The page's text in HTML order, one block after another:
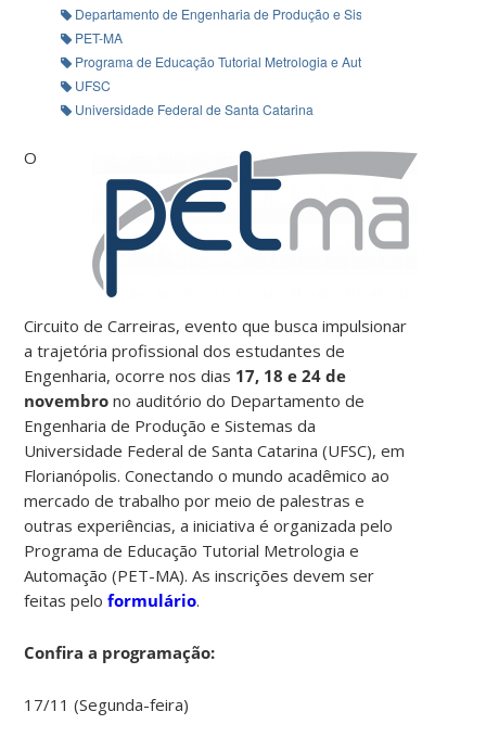
Departamento de Engenharia de Produção e Sistemas
PET-MA
Programa de Educação Tutorial Metrologia e Automação
UFSC
Universidade Federal de Santa Catarina
O
Circuito de Carreiras, evento que busca impulsionar
a trajetória profissional dos estudantes de
Engenharia, ocorre nos dias 17, 18 e 24 de
novembro no auditório do Departamento de
Engenharia de Produção e Sistemas da
Universidade Federal de Santa Catarina (UFSC), em
Florianópolis. Conectando o mundo acadêmico ao
mercado de trabalho por meio de palestras e
outras experiências, a iniciativa é organizada pelo
Programa de Educação Tutorial Metrologia e
Automação (PET-MA). As inscrições devem ser
feitas peloformulário.
Confira a programação:
17/11 (Segunda-feira)